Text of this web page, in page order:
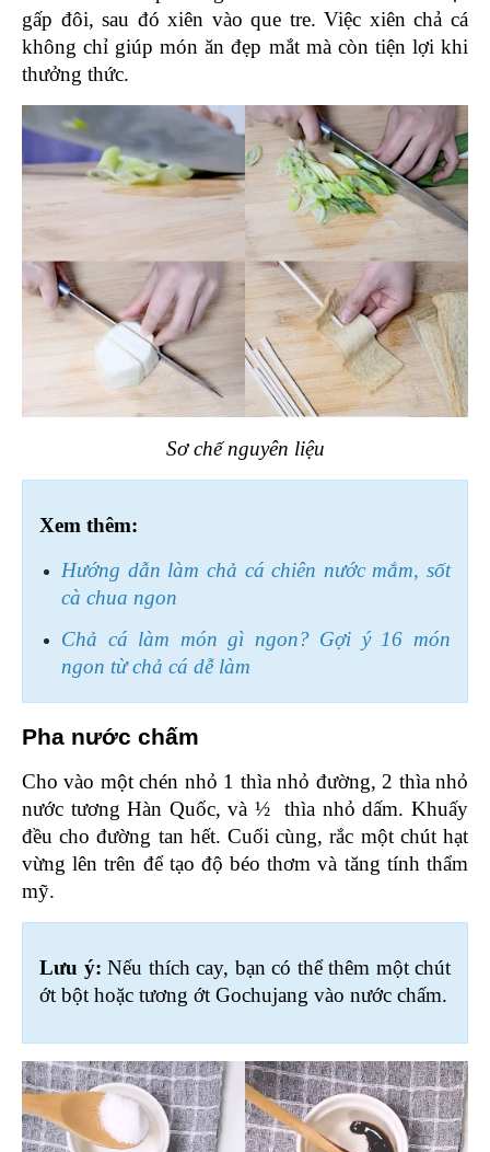
gấp đôi, sau đó xiên vào que tre. Việc xiên chả cá
không chỉ giúp món ăn đẹp mắt mà còn tiện lợi khi
thưởng thức.
Sơ chế nguyên liệu
Xem thêm:
Hướng dẫn làm chả cá chiên nước mắm, sốt
cà chua ngon
Chả cá làm món gì ngon? Gợi ý 16 món
ngon từ chả cá dễ làm
Pha nước chấm
Cho vào một chén nhỏ 1 thìa nhỏ đường, 2 thìa nhỏ
nước tương Hàn Quốc, và ½  thìa nhỏ dấm. Khuấy
đều cho đường tan hết. Cuối cùng, rắc một chút hạt
vừng lên trên để tạo độ béo thơm và tăng tính thẩm
mỹ.
Lưu ý: Nếu thích cay, bạn có thể thêm một chút
ớt bột hoặc tương ớt Gochujang vào nước chấm.